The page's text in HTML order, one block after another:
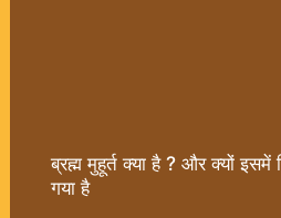
ब्रह्म मुहूर्त क्या है ? और क्यों इसमें
गया है